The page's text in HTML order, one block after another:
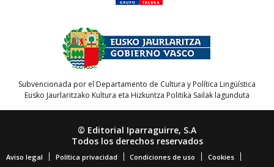
Subvencionada por el Departamento de Cultura y Política Lingüística
Eusko Jaurlaritzako Kultura eta Hizkuntza Politika Sailak lagunduta
© Editorial Iparraguirre, S.A
Todos los derechos reservados
Aviso legal Política privacidad Condiciones de uso Cookies